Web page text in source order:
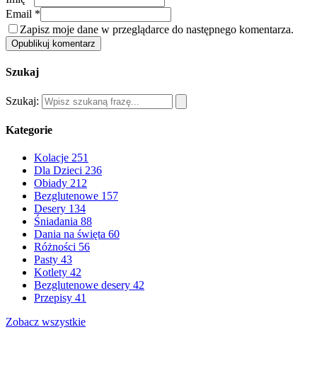
Email *
Zapisz moje dane w przeglądarce do następnego komentarza.
Opublikuj komentarz
Szukaj
Szukaj:
Kategorie
Kolacje 251
Dla Dzieci 236
Obiady 212
Bezglutenowe 157
Desery 134
Śniadania 88
Dania na święta 60
Różności 56
Pasty 43
Kotlety 42
Bezglutenowe desery 42
Przepisy 41
Zobacz wszystkie